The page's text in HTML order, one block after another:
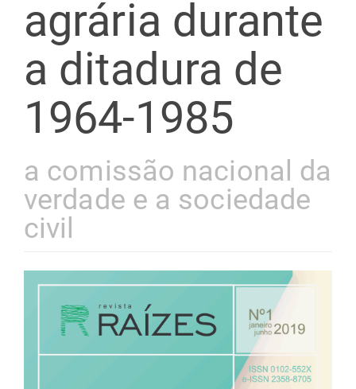
agrária durante
a ditadura de
1964-1985
a comissão nacional da
verdade e a sociedade
civil
Barra
lateral
de